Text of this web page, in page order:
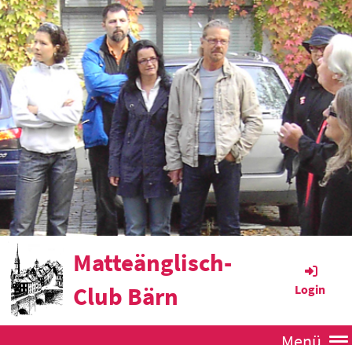
Matteänglisch-
Club Bärn
Login